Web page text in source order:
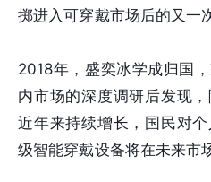
掷进入可穿戴市场后的又一
2018年，盛奕冰学成归国
内市场的深度调研后发现
近年来持续增长，国民对
级智能穿戴设备将在未来市